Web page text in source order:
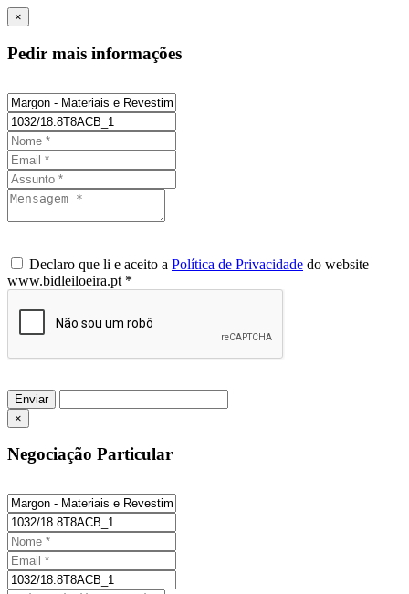
×
Pedir mais informações
Declaro que li e aceito a Política de Privacidade do website
www.bidleiloeira.pt *
Enviar
×
Negociação Particular